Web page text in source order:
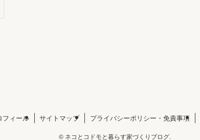
フィール サイトマップ プライバシーポリシー・免責事項
©ネコとコドモと暮らす家づくりブログ.